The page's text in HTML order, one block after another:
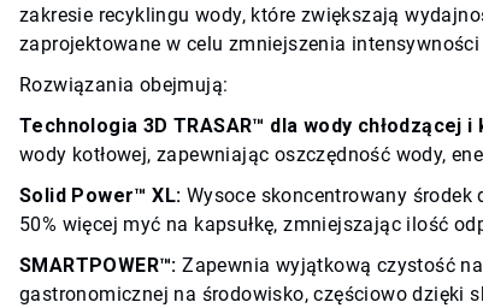
zakresie recyklingu wody, które zwiększają
zaprojektowane w celu zmniejszenia
Rozwiązania obejmują:
Technologia 3D TRASAR™ dla wody chłodzącej i
wody kotłowej, zapewniając oszczędność wody,
Solid Power™ XL: Wysoce skoncentrowany
50% więcej myć na kapsułkę, zmniejszając ilość
SMARTPOWER™: Zapewnia wyjątkową czystość
gastronomicznej na środowisko, częściowo dzięki